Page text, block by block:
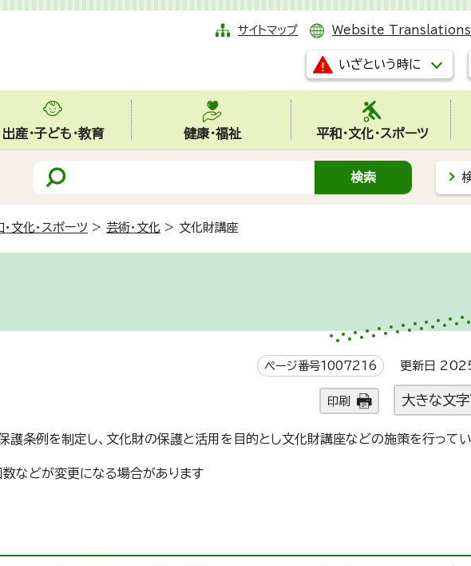
サイトマップ Website Translations
いざという時に
出産・子ども・教育 健康・福祉 平和・文化・スポーツ
文化・スポーツ > 芸術・文化 > 文化財講座
ページ番号1007216 更新日
印刷 大きな文字
条例を制定し、文化財の保護と活用を目的とし文化財講座などの施策を行ってい
数などが変更になる場合があります